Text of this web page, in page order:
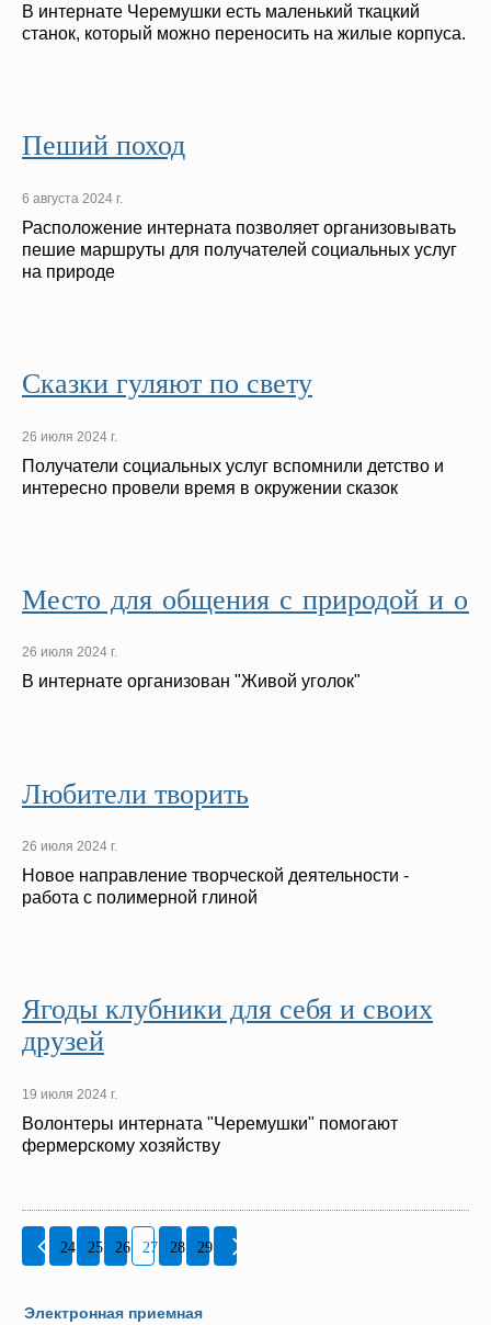
В интернате Черемушки есть маленький ткацкий
станок, который можно переносить на жилые корпуса.
Пеший поход
6 августа 2024 г.
Расположение интерната позволяет организовывать
пешие маршруты для получателей социальных услуг
на природе
Сказки гуляют по свету
26 июля 2024 г.
Получатели социальных услуг вспомнили детство и
интересно провели время в окружении сказок
Место для общения с природой и
26 июля 2024 г.
В интернате организован "Живой уголок"
Любители творить
26 июля 2024 г.
Новое направление творческой деятельности -
работа с полимерной глиной
Ягоды клубники для себя и своих
друзей
19 июля 2024 г.
Волонтеры интерната "Черемушки" помогают
фермерскому хозяйству
24 25 26 27 28 29
Электронная приемная